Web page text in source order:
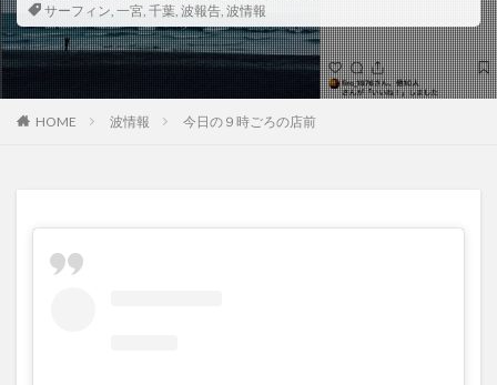
サーフィン, 一宮, 千葉, 波報告, 波情報
HOME 波情報 今日の９時ごろの店前